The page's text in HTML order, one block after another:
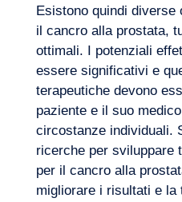
Esistono quindi diverse
il cancro alla prostata,
ottimali. I potenziali
essere significativi e
terapeutiche devono
paziente e il suo
circostanze individuali.
ricerche per sviluppare
per il cancro alla
migliorare i risultati e la